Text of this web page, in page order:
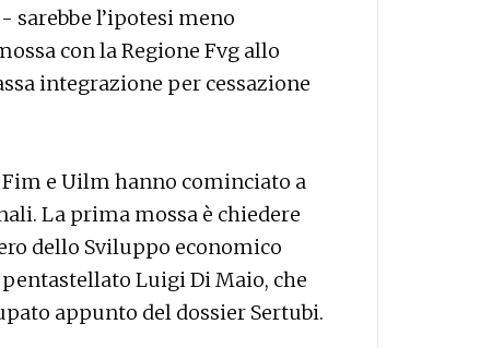
l’ipotesi meno
con la Regione Fvg allo
integrazione per cessazione
e Uilm hanno cominciato a
La prima mossa è chiedere
dello Sviluppo economico
Luigi Di Maio, che
appunto del dossier Sertubi.